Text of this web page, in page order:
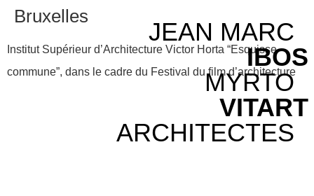
JEAN MARC
IBOS
MYRTO
VITART
ARCHITECTES
Bruxelles
Institut Supérieur d’Architecture Victor Horta “Esquisse
commune”, dans le cadre du Festival du film d’architecture